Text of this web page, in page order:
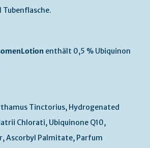
Tubenflasche.
enthält 0,5 % Ubiquinon
Tinctorius, Hydrogenated
Chlorati, Ubiquinone Q10,
Ascorbyl Palmitate, Parfum